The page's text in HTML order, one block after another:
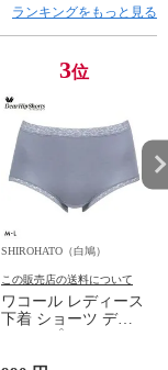
ランキングをもっと見る
3位
SHIROHATO（白鳩）
この販売店の送料について
ワコール レディース
下着 ショーツ ディ
アヒップショーツ